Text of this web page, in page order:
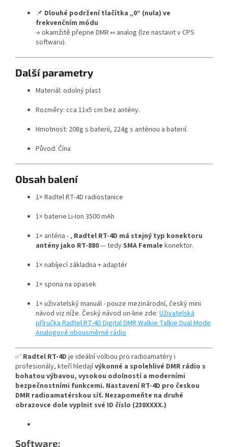
📌 Dlouhé podržení tlačítka „0“ (nula) ve
frekvenčním módu
→ okamžitě přepne DMR ↔ analog (lze nastavit v CPS
softwaru).
Další parametry
Materiál: odolný plast
Rozměry: cca 11x5 cm bez antény.
Hmotnost: 208g s baterií, 224g s anténou a baterií.
Původ: Čína
Obsah balení
1× Radtel RT-4D radiostanice
1× baterie Li-Ion 3500 mAh
1× anténa - , Radtel RT-4D má stejný typ konektoru
antény jako RT-880— tedySMA Female konektor.
1× nabíjecí základna + adaptér
1× spona na opasek
1× uživatelský manuál - pouze mezinárodní, český mini
návod viz níže. Český návod on-line zde: Uživatelská
příručka Radtel RT-4D Digital DMR Walkie Talkie Dual Mode
Analogové obousměrné rádio
✅ Radtel RT-4D je ideální volbou pro radioamatéry i
profesionály, kteří hledajívýkonné a spolehlivé DMR rádio s
bohatou výbavou, vysokou odolností a moderními
bezpečnostními funkcemi. Nastavení RT-4D pro českou
DMR radioamatérskou síť. Nezapomeňte na druhé
obrazovce dole vyplnit své ID číslo (230XXXX.)
Software: